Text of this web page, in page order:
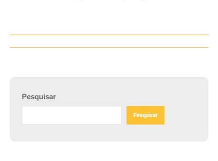
Navegação
Pesquisar
Pesquisar